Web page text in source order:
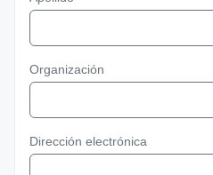
Organización
Dirección electrónica